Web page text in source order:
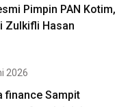
Pimpin PAN Kotim,
Zulkifli Hasan
2026
finance Sampit